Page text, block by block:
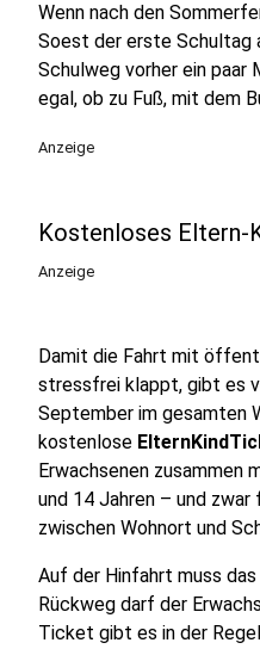
Wenn nach den
Soest der erste Schultag
Schulweg vorher ein paar
egal, ob zu Fuß, mit dem
Anzeige
Kostenloses Eltern-
Anzeige
Damit die Fahrt mit
stressfrei klappt, gibt es
September im gesamten
kostenlose
Erwachsenen zusammen
und 14 Jahren – und
zwischen Wohnort und
Auf der Hinfahrt muss
Rückweg darf der
Ticket gibt es in der